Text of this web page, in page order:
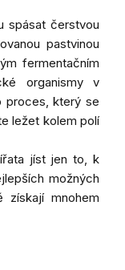
spásat čerstvou
pastvinou
fermentačním
organismy v
proces, který se
ležet kolem polí
jíst jen to, k
možných
získají mnohem